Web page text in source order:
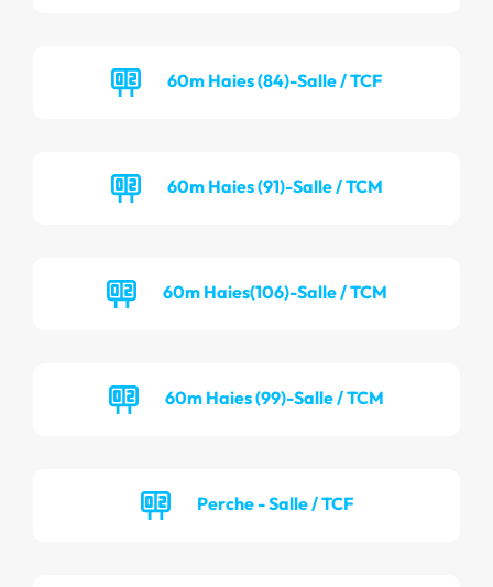
60m Haies (84)-Salle / TCF
60m Haies (91)-Salle / TCM
60m Haies(106)-Salle / TCM
60m Haies (99)-Salle / TCM
Perche - Salle / TCF